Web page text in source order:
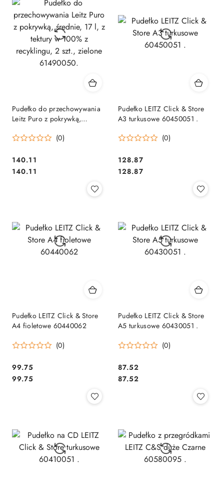
Pudełko do przechowywania
Leitz Puro z pokrywką,
z recyklingu, 2 szt., zielone
(0)
Cena:
140.11
Cena:
140.11
Pudełko LEITZ Click & Store
A3 turkusowe 60450051 .
(0)
Cena:
128.87
Cena:
128.87
Pudełko LEITZ Click & Store
A4 fioletowe 60440062
(0)
Cena:
99.75
Cena:
99.75
Pudełko LEITZ Click & Store
A5 turkusowe 60430051 .
(0)
Cena:
87.52
Cena:
87.52